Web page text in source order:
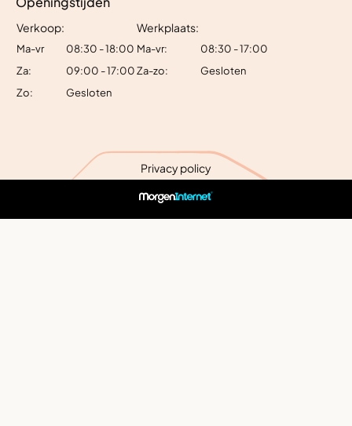
Verkoop:
Ma-vr
08:30 - 18:00
Za:
09:00 - 17:00
Zo:
Gesloten
Werkplaats:
Ma-vr:
08:30 - 17:00
Za-zo:
Gesloten
Privacy policy